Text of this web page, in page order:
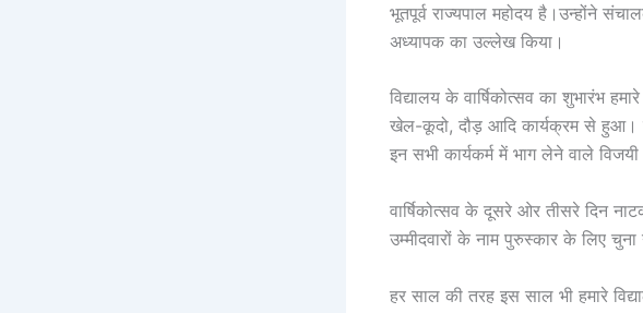
भूतपूर्व राज्यपाल महोदय है।उन्होंने
अध्यापक का उल्लेख किया।
विद्यालय के वार्षिकोत्सव का शुभारंभ
खेल-कूदो, दौड़ आदि कार्यक्रम से हुआ।
इन सभी कार्यकर्म में भाग लेने वाले
वार्षिकोत्सव के दूसरे ओर तीसरे दिन
उम्मीदवारों के नाम पुरुस्कार के लिए चुना
हर साल की तरह इस साल भी हमारे